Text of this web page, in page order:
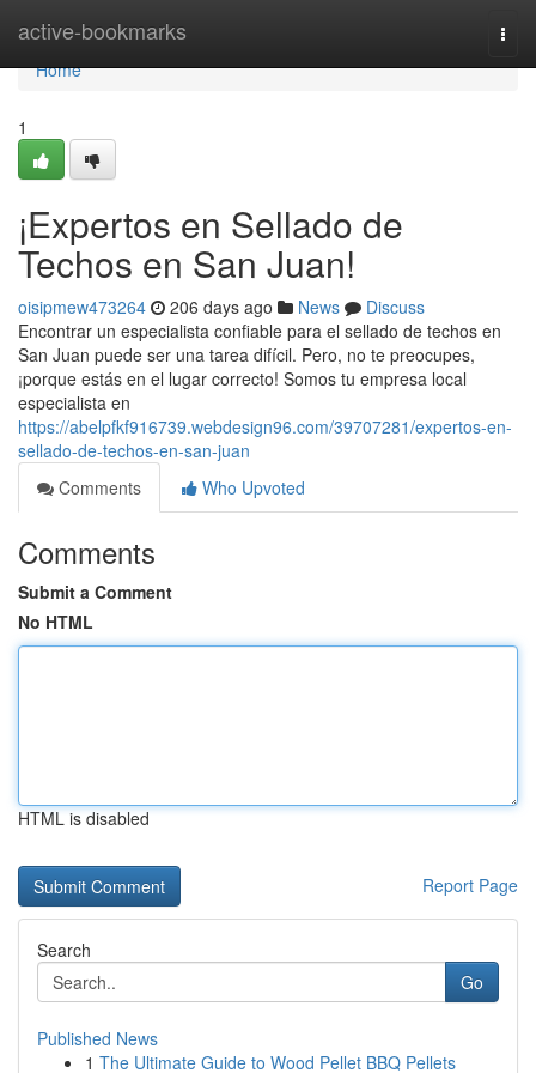
active-bookmarks
Home
Home
1
¡Expertos en Sellado de
Techos en San Juan!
oisipmew473264 206 days ago News
Discuss
Encontrar un especialista confiable para el sellado de techos en
San Juan puede ser una tarea difícil. Pero, no te preocupes,
¡porque estás en el lugar correcto! Somos tu empresa local
especialista en
https://abelpfkf916739.webdesign96.com/39707281/expertos-en-
sellado-de-techos-en-san-juan
Comments
Who Upvoted
Comments
Submit a Comment
No HTML
HTML is disabled
Report Page
Search
Go
Published News
1 The Ultimate Guide to Wood Pellet BBQ Pellets